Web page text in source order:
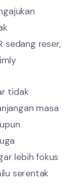
sedang reser,
tidak
masa
lebih fokus
serentak